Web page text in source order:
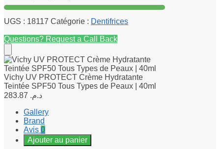
UGS : 18117 Catégorie : Dentifrices
Questions? Request a Call Back
Vichy UV PROTECT Crème Hydratante
Teintée SPF50 Tous Types de Peaux | 40ml
د.م.
Gallery
Brand
Avis 0
Ajouter au panier